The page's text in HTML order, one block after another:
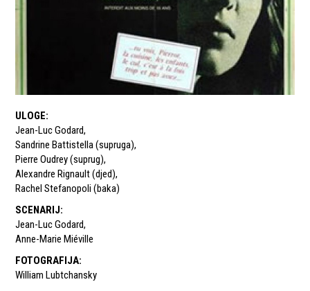
ULOGE:
Jean-Luc Godard,
Sandrine Battistella (supruga),
Pierre Oudrey (suprug),
Alexandre Rignault (djed),
Rachel Stefanopoli (baka)
SCENARIJ:
Jean-Luc Godard,
Anne-Marie Miéville
FOTOGRAFIJA:
William Lubtchansky